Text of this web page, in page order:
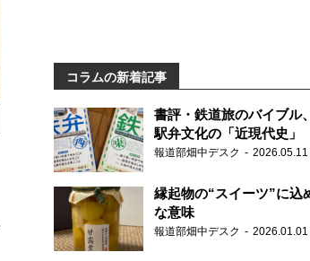
コラムの新着記事
書評・鉄道旅のバイブル
駅弁文化の「近現代史」
報道部畑中デスク 2026.05.11
縁起物の“スイーツ”に込
な意味
報道部畑中デスク 2026.01.01